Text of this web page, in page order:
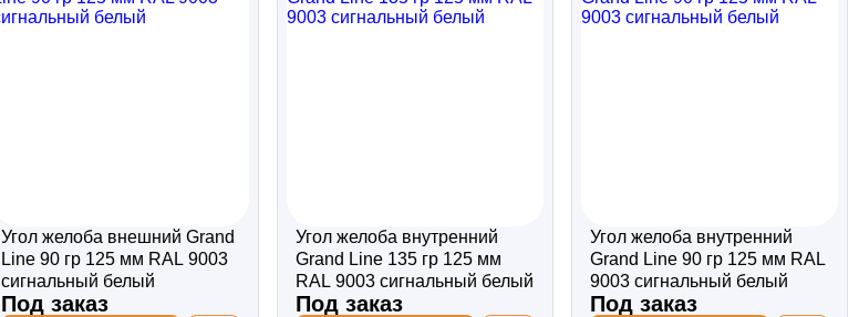
Угол желоба внешний Grand
Line 90 гр 125 мм RAL 9003
сигнальный белый
Под заказ
Угол желоба внутренний
Grand Line 135 гр 125 мм
RAL 9003 сигнальный белый
Под заказ
Угол желоба внутренний
Grand Line 90 гр 125 мм RAL
9003 сигнальный белый
Под заказ